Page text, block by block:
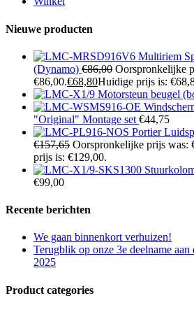
Nieuwe producten
Multiriem
(Dynamo) €86,00 Oorspronkelijke
€86,00.€68,80Huidige prijs is:
Motorsteun beugel
"Original" Montage set €44,75
Portier
€157,65 Oorspronkelijke prijs was:
prijs is: €129,00.
€99,00
Recente berichten
We gaan binnenkort verhuizen!
Terugblik op onze 3e deelname aan
2025
Product categories